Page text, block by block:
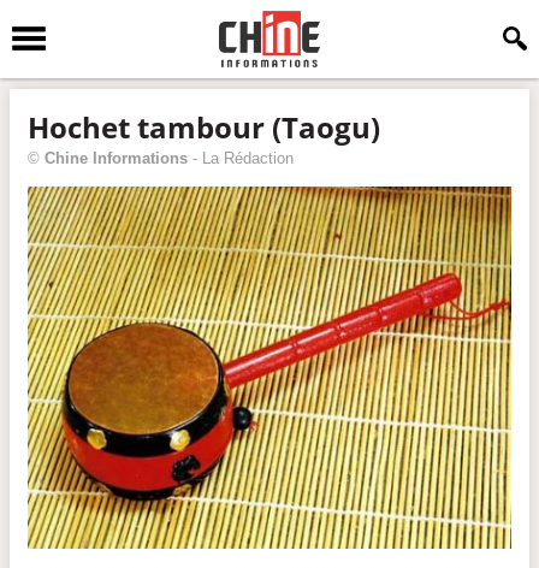
Hochet tambour (Taogu)
© Chine Informations - La Rédaction